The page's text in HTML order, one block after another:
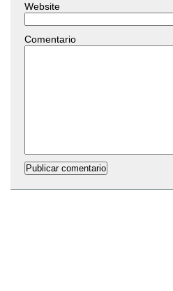
Website
Comentario